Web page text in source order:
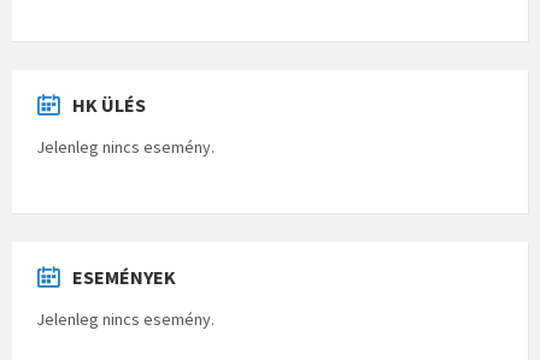
HK ÜLÉS
Jelenleg nincs esemény.
ESEMÉNYEK
Jelenleg nincs esemény.